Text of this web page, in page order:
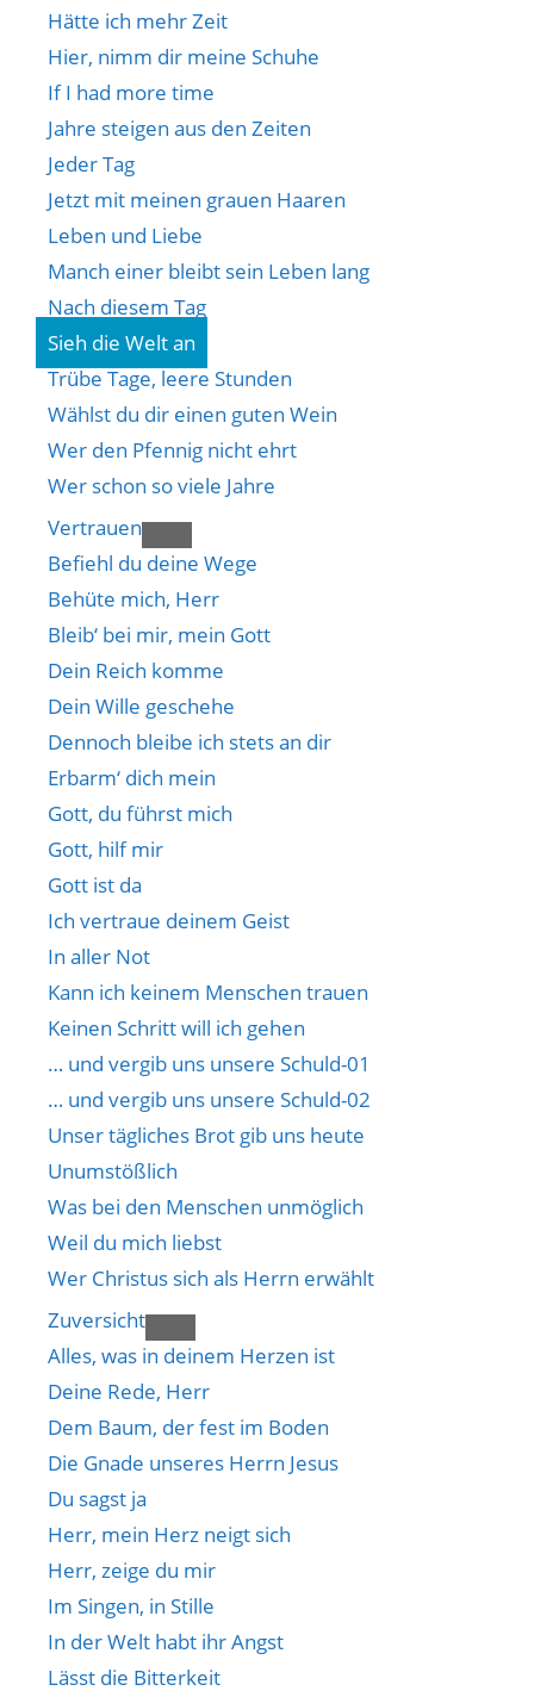
Hätte ich mehr Zeit
Hier, nimm dir meine Schuhe
If I had more time
Jahre steigen aus den Zeiten
Jeder Tag
Jetzt mit meinen grauen Haaren
Leben und Liebe
Manch einer bleibt sein Leben lang
Nach diesem Tag
Sieh die Welt an
Trübe Tage, leere Stunden
Wählst du dir einen guten Wein
Wer den Pfennig nicht ehrt
Wer schon so viele Jahre
Vertrauen
Befiehl du deine Wege
Behüte mich, Herr
Bleib‘ bei mir, mein Gott
Dein Reich komme
Dein Wille geschehe
Dennoch bleibe ich stets an dir
Erbarm‘ dich mein
Gott, du führst mich
Gott, hilf mir
Gott ist da
Ich vertraue deinem Geist
In aller Not
Kann ich keinem Menschen trauen
Keinen Schritt will ich gehen
… und vergib uns unsere Schuld-01
… und vergib uns unsere Schuld-02
Unser tägliches Brot gib uns heute
Unumstößlich
Was bei den Menschen unmöglich
Weil du mich liebst
Wer Christus sich als Herrn erwählt
Zuversicht
Alles, was in deinem Herzen ist
Deine Rede, Herr
Dem Baum, der fest im Boden
Die Gnade unseres Herrn Jesus
Du sagst ja
Herr, mein Herz neigt sich
Herr, zeige du mir
Im Singen, in Stille
In der Welt habt ihr Angst
Lässt die Bitterkeit